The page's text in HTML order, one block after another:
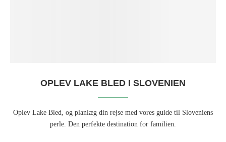
OPLEV LAKE BLED I SLOVENIEN
Oplev Lake Bled, og planlæg din rejse med vores guide til Sloveniens
perle. Den perfekte destination for familien.